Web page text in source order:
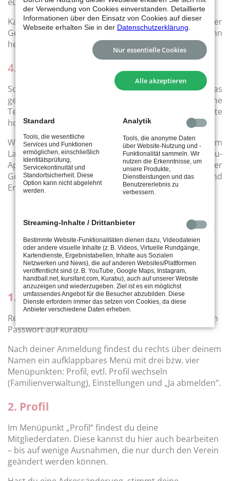
Kannst Du nicht beitreten, melde Dich bitte in der
Geschäftsstelle unter info(at)tus-stuttgart.de, dann
helfen wir gerne weiter.
4. Team bereits beigetreten
Sobald Du im Team bist, kannst Du Nachrichten an das
gesamte Team schreiben, oder auch nur an einzelne
Teammitglieder. Der Trainer kann Dokumente
hochladen, die nur für euch im Team bestimmt sind.
Willst Du bei den Nachrichten immer auf dem
Laufenden gehalten werden, dann lade Dir die Kurabu-
App aus den entsprechenden App-Stores (Apple oder
Google) herunter. Links zum Download und
Erklärungen zur App findest du hier.
Änderung Deiner persönlicher
Daten
auch für Familienangehörige
1. Daten finden
Registriere dich mit deiner E-Mail-Adresse und deinem
Passwort auf kurabu
Nach deiner Anmeldung findest du rechts über deinem
Namen ein aufklappbares Menü mit drei bzw. vier
Menüpunkten: Profil, evtl. Profil wechseln
(Familienverwaltung), Einstellungen und „Ja abmelden“.
2. Profil
Im Menüpunkt „Profil“ findest du deine
Mitgliederdaten. Diese kannst du hier auch bearbeiten
– bis auf wenige Ausnahmen, die nur durch den Verein
geändert werden können.
der Verwendung von Cookies einverstanden. Detaillierte
Informationen über den Einsatz von Cookies auf dieser
Webseite erhalten Sie in der Datenschutzerklärung
Nur essentielle Cookies
Alle akzeptieren
Standard
Tools, die wesentliche
Services und Funktionen
ermöglichen, einschließlich
Identitätsprüfung,
Servicekontinuität und
Standortsicherheit. Diese
Option kann nicht abgelehnt
werden.
Analytik
Tools, die anonyme Daten
über Website-Nutzung und -
Funktionalität sammeln. Wir
nutzen die Erkenntnisse, um
unsere Produkte,
Dienstleistungen und das
Benutzererlebnis zu
verbessern.
Streaming-Inhalte / Drittanbieter
Bestimmte Website-Funktionalitäten dienen dazu, Videodateien
oder andere visuelle Inhalte (z. B. Videos, Virtuelle Rundgänge,
Kartendienste, Ergebnistabellen, Inhalte aus Sozialen
Netzwerken und News), die auf anderen Websites/Plattformen
veröffentlicht sind (z. B. YouTube, Google Maps, Instagram,
handball.net, kursifant.com, Kurabu), auch auf unserer Website
anzuzeigen und wiederzugeben. Ziel ist es ein möglichst
umfassendes Angebot für die Besucher abzubilden. Diese
Dienste erfordern immer das setzen von Cookies, da diese
Anbieter verschiedene Daten erheben.